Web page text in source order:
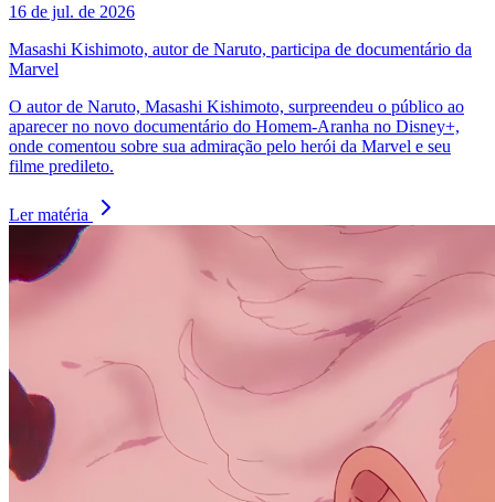
16 de jul. de 2026
Masashi Kishimoto, autor de Naruto, participa de documentário da
Marvel
O autor de Naruto, Masashi Kishimoto, surpreendeu o público ao
aparecer no novo documentário do Homem-Aranha no Disney+,
onde comentou sobre sua admiração pelo herói da Marvel e seu
filme predileto.
Ler matéria